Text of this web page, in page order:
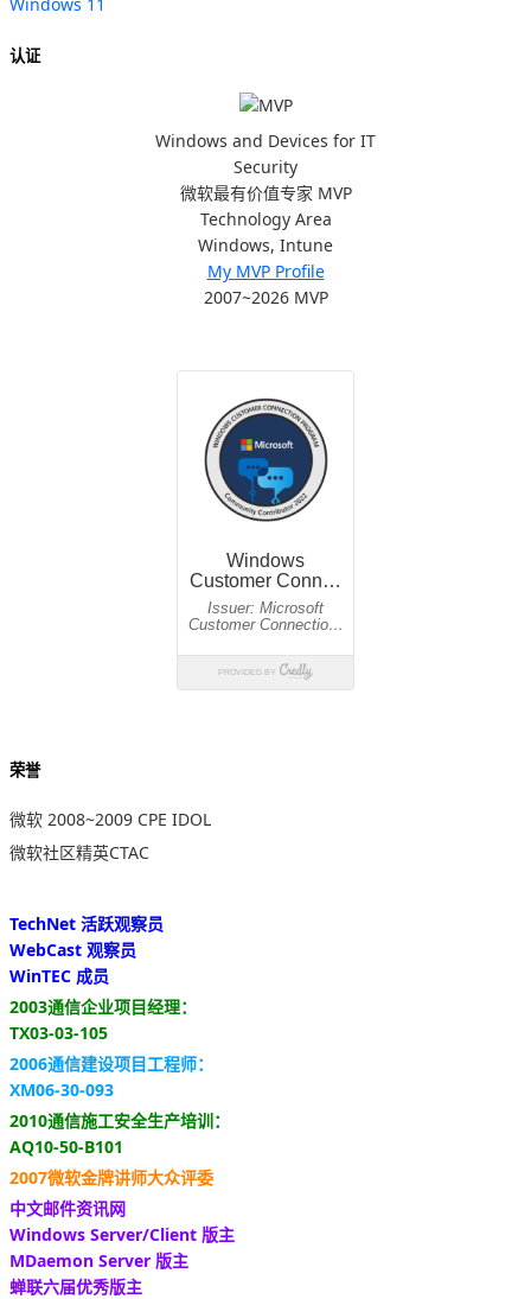
认证
Windows and Devices for IT
Security
微软最有价值专家 MVP
Technology Area
Windows, Intune
My MVP Profile
2007~2026 MVP
荣誉
微软 2008~2009 CPE IDOL
微软社区精英CTAC
TechNet 活跃观察员
WebCast 观察员
WinTEC 成员
2003通信企业项目经理：
TX03-03-105
2006通信建设项目工程师：
XM06-30-093
2010通信施工安全生产培训：
AQ10-50-B101
2007微软金牌讲师大众评委
中文邮件资讯网
Windows Server/Client 版主
MDaemon Server 版主
蝉联六届优秀版主